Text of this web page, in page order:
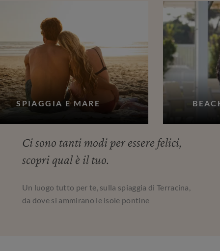
SPIAGGIA E MARE
Ci sono tanti modi per essere felici,
scopri qual è il tuo.
Un luogo tutto per te, sulla spiaggia di Terracina,
da dove si ammirano le isole pontine